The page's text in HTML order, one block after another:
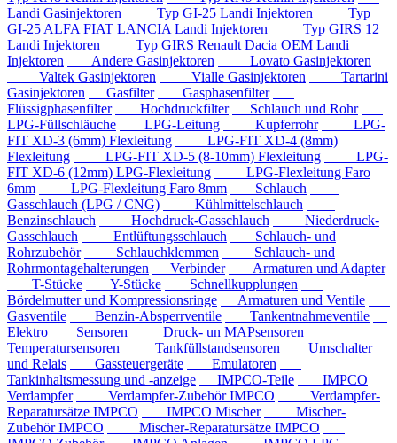
Landi Gasinjektoren
Typ GI-25 Landi Injektoren
Typ
GI-25 ALFA FIAT LANCIA Landi Injektoren
Typ GIRS 12
Landi Injektoren
Typ GIRS Renault Dacia OEM Landi
Injektoren
Andere Gasinjektoren
Lovato Gasinjektoren
Valtek Gasinjektoren
Vialle Gasinjektoren
Tartarini
Gasinjektoren
Gasfilter
Gasphasenfilter
Flüssigphasenfilter
Hochdruckfilter
Schlauch und Rohr
LPG-Füllschläuche
LPG-Leitung Kupferrohr
LPG-
FIT XD-3 (6mm) Flexleitung
LPG-FIT XD-4 (8mm)
Flexleitung
LPG-FIT XD-5 (8-10mm) Flexleitung
LPG-
FIT XD-6 (12mm) LPG-Flexleitung
LPG-Flexleitung Faro
6mm
LPG-Flexleitung Faro 8mm
Schlauch
Gasschlauch (LPG / CNG)
Kühlmittelschlauch
Benzinschlauch
Hochdruck-Gasschlauch
Niederdruck-
Gasschlauch
Entlüftungsschlauch
Schlauch- und
Rohrzubehör
Schlauchklemmen
Schlauch- und
Rohrmontagehalterungen
Verbinder
Armaturen und Adapter
T-Stücke
Y-Stücke
Schnellkupplungen
Bördelmutter und Kompressionsringe
Armaturen und Ventile
Gasventile
Benzin-Absperrventile
Tankentnahmeventile
Elektro
Sensoren
Druck- un MAPsensoren
Temperatursensoren
Tankfüllstandsensoren
Umschalter
und Relais
Gassteuergeräte
Emulatoren
Tankinhaltsmessung und -anzeige
IMPCO-Teile
IMPCO
Verdampfer
Verdampfer-Zubehör IMPCO
Verdampfer-
Reparatursätze IMPCO
IMPCO Mischer
Mischer-
Zubehör IMPCO
Mischer-Reparatursätze IMPCO